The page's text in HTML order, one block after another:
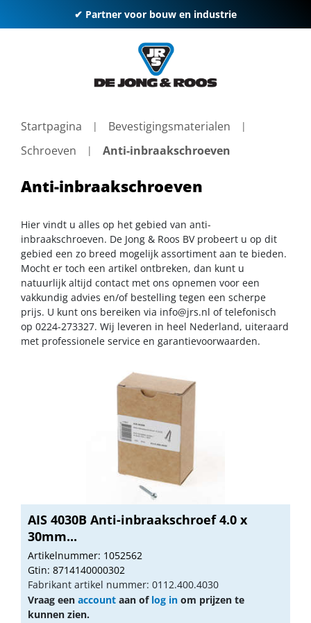
✔ Partner voor bouw en industrie
Startpagina
Bevestigingsmaterialen
Schroeven
Anti-inbraakschroeven
Anti-inbraakschroeven
Hier vindt u alles op het gebied van anti-
inbraakschroeven. De Jong & Roos BV probeert u op dit
gebied een zo breed mogelijk assortiment aan te bieden.
Mocht er toch een artikel ontbreken, dan kunt u
natuurlijk altijd contact met ons opnemen voor een
vakkundig advies en/of bestelling tegen een scherpe
prijs. U kunt ons bereiken via info@jrs.nl of telefonisch
op 0224-273327. Wij leveren in heel Nederland, uiteraard
met professionele service en garantievoorwaarden.
AIS 4030B Anti-inbraakschroef 4.0 x
30mm...
Artikelnummer: 1052562
Gtin: 8714140000302
Fabrikant artikel nummer: 0112.400.4030
Vraag een account aan of log in om prijzen te
kunnen zien.